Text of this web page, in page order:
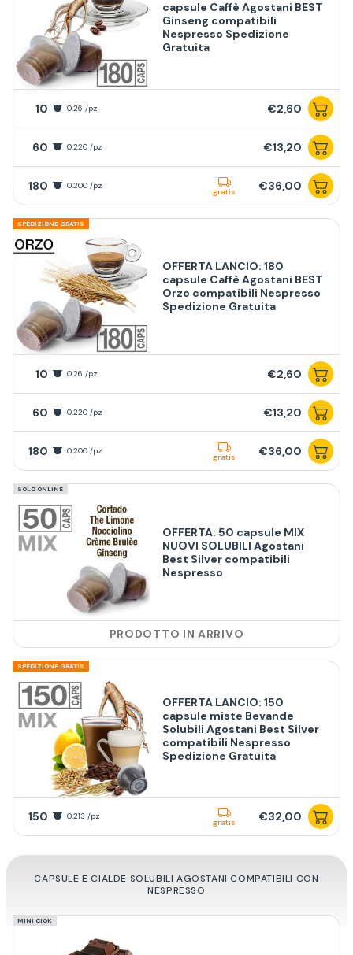
capsule Caffè Agostani BEST
Ginseng compatibili
Nespresso Spedizione
Gratuita
10 0,26 /pz €2,60
60 0,220 /pz €13,20
180 0,200 /pz
gratis €36,00
SPEDIZIONE GRATIS
OFFERTA LANCIO: 180
capsule Caffè Agostani BEST
Orzo compatibili Nespresso
Spedizione Gratuita
10 0,26 /pz €2,60
60 0,220 /pz €13,20
180 0,200 /pz
gratis €36,00
SOLO ONLINE
OFFERTA: 50 capsule MIX
NUOVI SOLUBILI Agostani
Best Silver compatibili
Nespresso
PRODOTTO IN ARRIVO
SPEDIZIONE GRATIS
OFFERTA LANCIO: 150
capsule miste Bevande
Solubili Agostani Best Silver
compatibili Nespresso
Spedizione Gratuita
150 0,213 /pz
gratis €32,00
CAPSULE E CIALDE SOLUBILI AGOSTANI COMPATIBILI CON
NESPRESSO
MINI CIOK